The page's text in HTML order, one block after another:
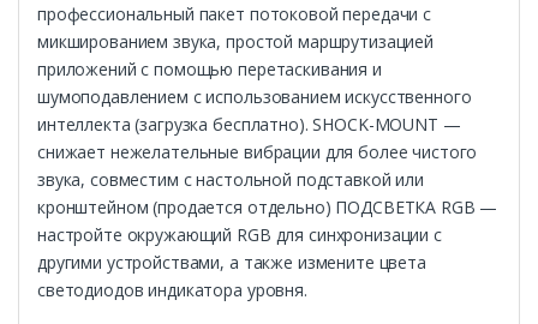
профессиональный пакет потоковой передачи с
микшированием звука, простой маршрутизацией
приложений с помощью перетаскивания и
шумоподавлением с использованием искусственного
интеллекта (загрузка бесплатно). SHOCK-MOUNT —
снижает нежелательные вибрации для более чистого
звука, совместим с настольной подставкой или
кронштейном (продается отдельно) ПОДСВЕТКА RGB —
настройте окружающий RGB для синхронизации с
другими устройствами, а также измените цвета
светодиодов индикатора уровня.